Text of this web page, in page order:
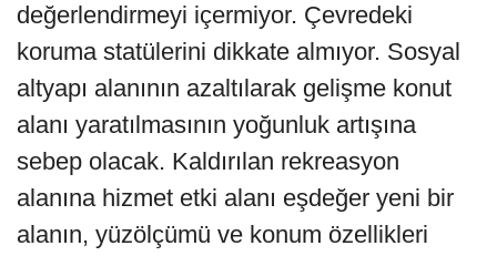
değerlendirmeyi içermiyor. Çevredeki
koruma statülerini dikkate almıyor. Sosyal
altyapı alanının azaltılarak gelişme konut
alanı yaratılmasının yoğunluk artışına
sebep olacak. Kaldırılan rekreasyon
alanına hizmet etki alanı eşdeğer yeni bir
alanın, yüzölçümü ve konum özellikleri